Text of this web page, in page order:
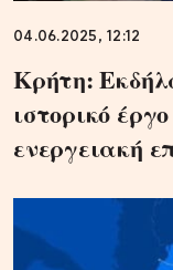
04.06.2025, 12:12
Κρήτη:
ιστορικό
ενεργειακή